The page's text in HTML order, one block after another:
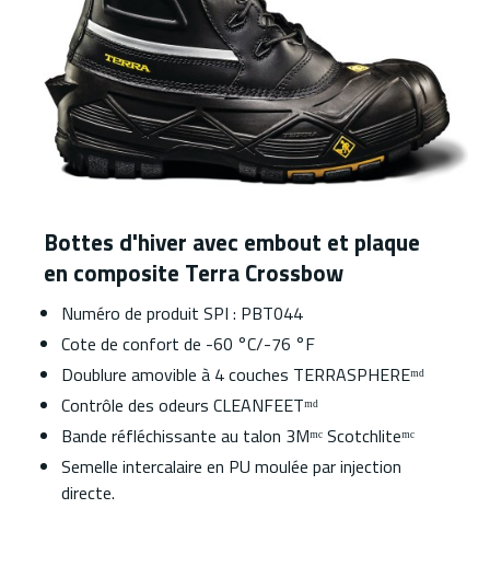
Bottes d'hiver avec embout et plaque
en composite Terra Crossbow
Numéro de produit SPI : PBT044
Cote de confort de -60 °C/-76 °F
Doublure amovible à 4 couches TERRASPHEREᵐᵈ
Contrôle des odeurs CLEANFEETᵐᵈ
Bande réfléchissante au talon 3Mᵐᶜ Scotchliteᵐᶜ
Semelle intercalaire en PU moulée par injection
directe.